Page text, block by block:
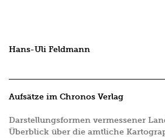
Hans-Uli Feldmann
Aufsätze im Chronos Verlag
Darstellungsformen vermessener
Überblick über die amtliche